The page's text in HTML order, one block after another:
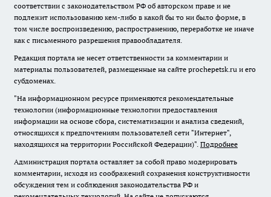
соответствии с законодательством РФ об авторском праве и не
подлежит использованию кем-либо в какой бы то ни было форме, в
том числе воспроизведению, распространению, переработке не иначе
как с письменного разрешения правообладателя.
Редакция портала не несет ответственности за комментарии и
материалы пользователей, размещенные на сайте prochepetsk.ru и его
субдоменах.
"На информационном ресурсе применяются рекомендательные
технологии (информационные технологии предоставления
информации на основе сбора, систематизации и анализа сведений,
относящихся к предпочтениям пользователей сети "Интернет",
находящихся на территории Российской Федерации)". Подробнее
Администрация портала оставляет за собой право модерировать
комментарии, исходя из соображений сохранения конструктивности
обсуждения тем и соблюдения законодательства РФ и